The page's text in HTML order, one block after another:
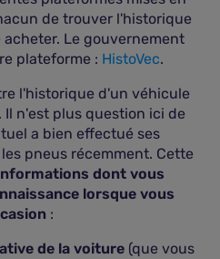
de trouver l'historique
Le gouvernement
plateforme : HistoVec.
l'historique d'un véhicule
Il n'est plus question ici de
a bien effectué ses
pneus récemment. Cette
dont vous
lorsque vous
:
de la voiture (que vous